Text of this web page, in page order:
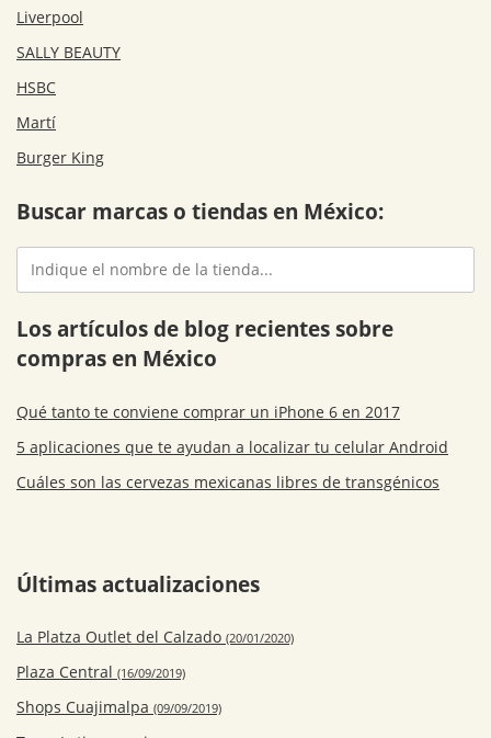
Liverpool
SALLY BEAUTY
HSBC
Martí
Burger King
Buscar marcas o tiendas en México:
Los artículos de blog recientes sobre
compras en México
Qué tanto te conviene comprar un iPhone 6 en 2017
5 aplicaciones que te ayudan a localizar tu celular Android
Cuáles son las cervezas mexicanas libres de transgénicos
Últimas actualizaciones
La Platza Outlet del Calzado (20/01/2020)
Plaza Central (16/09/2019)
Shops Cuajimalpa (09/09/2019)